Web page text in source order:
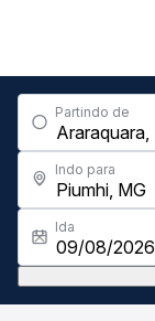
Partindo de
Indo para
Ida